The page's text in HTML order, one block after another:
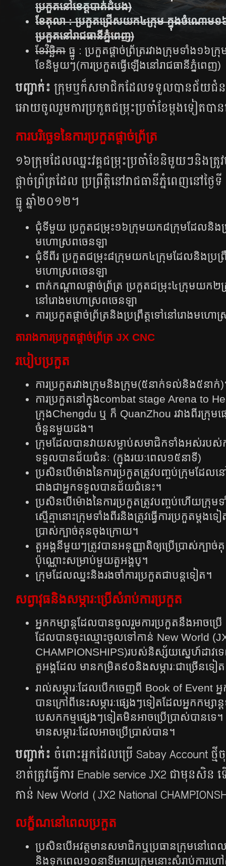
ប្រកួតនៅខេត្តបាត់ដំបង)
ខែតុលា ​: ប្រកួតជ្រើសយក៤ក្រុម ក្នុងចំណោម១
ប្រកួតនៅរាជធានីភ្នំពេញ)
ខែវិច្ឆិ​កា ធ្នូ : ប្រកួត​ផ្តាច់​ព្រ័ត្រ​រវាង​ក្រុម​ទាំង​១៦​ក្
ខែ​និមួយៗ​(ការ​ប្រកួត​ធ្វើ​ឡើង​នៅ​រាជ​ធានី​ភ្នំពេញ​)
បញ្ជាក់៖ ក្រុមឬក៏សមាជិកដែលទទួលបានជ័យជំ
អោយចូលរួមការប្រកួតជម្រុះប្រចាំខែម្តងទៀតបា
ការបរិច្ឆេទនៃការប្រកួតផ្តាច់ព្រ័ត្រ
១៦ក្រុមដែលឈ្នះវគ្គជម្រុះប្រចាំខែនិមួយៗនិងត្
ផ្តាច់​ព្រ័ត្រ​ដែល ប្រព្រឹត្តិ​​នៅ​​រាជ​​ធានី​​ភ្នំពេញ​នៅថ្
ធ្នូ ​​​ឆ្នាំ​២០១២។
ជុំទីមួយ​ ប្រកួតជម្រុះ១៦ក្រុមយក៨ក្រុមដែលនិងប្
មហោស្រពចេនឡា
ជុំទីពីរ​​ ប្រកួតជម្រុះ៨ក្រុមយក៤ក្រុមដែលនិងប្រព្
មហោស្រពចេនឡា
ពាក់កណ្តាលផ្តាច់ព្រ័ត្រ​ ​ប្រកួតជម្រុះ៤ក្រុមយក២
នៅ​រោង​មហោស្រពចេនឡា
ការប្រកួតផ្តាច់ព្រ័ត្រនិងប្រព្រឹត្តទៅនៅ​រោង​មហោ
តារាងការប្រកួត​ផ្តាច់ព្រ័ត្រ JX CNC
របៀបប្រកួត
ការប្រកួតរវាងក្រុមនិង​ក្រុម​(៥នាក់ទល់និង៥នាក់
ការប្រកួតនៅក្នុង​combat stage Arena to
ក្រុងChengdu​ ឬ​ ក៏ QuanZhou​ រវាង​ពីរ​ក្រុម​ផ្ស
ចំនួនមួយដង។
ក្រុមដែលបានវាយសម្លាប់សមាជិកទាំងអស់របស់
ទទួលបានជ័យជំនៈ (ក្នុងរយៈពេល១៥នាទី)
ប្រសិន​បើម៉ោងនៃការប្រកួតត្រូវបញ្ចប់ក្រុមដែ
ជាងជាអ្នក​ទទួល​បាន​ជ័យ​ជំ​នេះ​។
ប្រ​​សិន​បើម៉ោង​នៃ​ការ​ប្រកួត​ត្រូវ​​បញ្ចប់​ហើយ​ក្រុ
ស្មើគ្មា​នោះ​​ក្រុម​ទាំង​ពីរ​និង​ត្រូវ​​ធ្វើ​ការ​ប្រកួត​ម្ដង​
ប្រាស់​ក្បាច់​គុន​ចុង​ក្រោយ។
តួអង្គ​នីមួយ​ៗ​ត្រូវ​បាន​អនុញ្ញាតិ​ឲ្យ​ប្រើ​ប្រាស់​ក្បា
ប៉ុណ្ណោះ​សម្រាប់​មួយ​តួអង្គ​ប្។
​ក្រុម​ដែល​ឈ្នះ​និង​រងចាំ​ការ​ប្រកួត​ជាបន្តទៀត។
សព្វាវុធនិងសម្ភារៈប្រើសំរាប់ការប្រកួត
អ្នកកម្សាន្តដែលបានចូលរួមការប្រកួតនឹងអាចប្រ
ដែល​បាន​ចុះ​ឈ្មោះ​ចូល​ទៅ​កាន់​ New World
CHAMPIONSHIPS)​របស់​និស្ស័យ​ស្នេហ៍​ដាវ​
តួ​អង្គ​ដែល ​មាន​កម្រិត​​៩០​​និង​សម្ភារៈ​ជា​ច្រើន​ទៀ
រាល់សម្ភារៈដែលបើកចេញពី Book of Event អ្ន
បាន​ក្រៅ​ពី​នេះ​សម្ភារៈ​ផ្សេងៗ​ទៀត​ដែល​អ្នក​កម្ស
បេសកកម្មផ្សេងៗ​ទៀត​មិន​អាច​ប្រើ​ប្រាស់​បាន​ទេ​។
មាន​សម្ភារៈ​ដែល​អាច​ប្រើ​ប្រាស់​បាន​។
បញ្ជាក់៖ ចំពោះ​អ្នក​ដែល​ប្រើ​ Sabay Account​ ថ្
ខាត់​ត្រូវ​ធ្វើ​ការ Enable service JX2​ ជាមុនសិ
កាន់​ New World (JX2 National
លក្ខ័ណនៅពេលប្រកួត
ប្រសិន​បើ​អវត្តមានសមាជិក​ឬប្រធានក្រុម​នៅ​​ព
និង​ទុក​ពេល​១០នាទី​អោយ​ក្រុម​នោះ​សំរាប់​ការ​ហ